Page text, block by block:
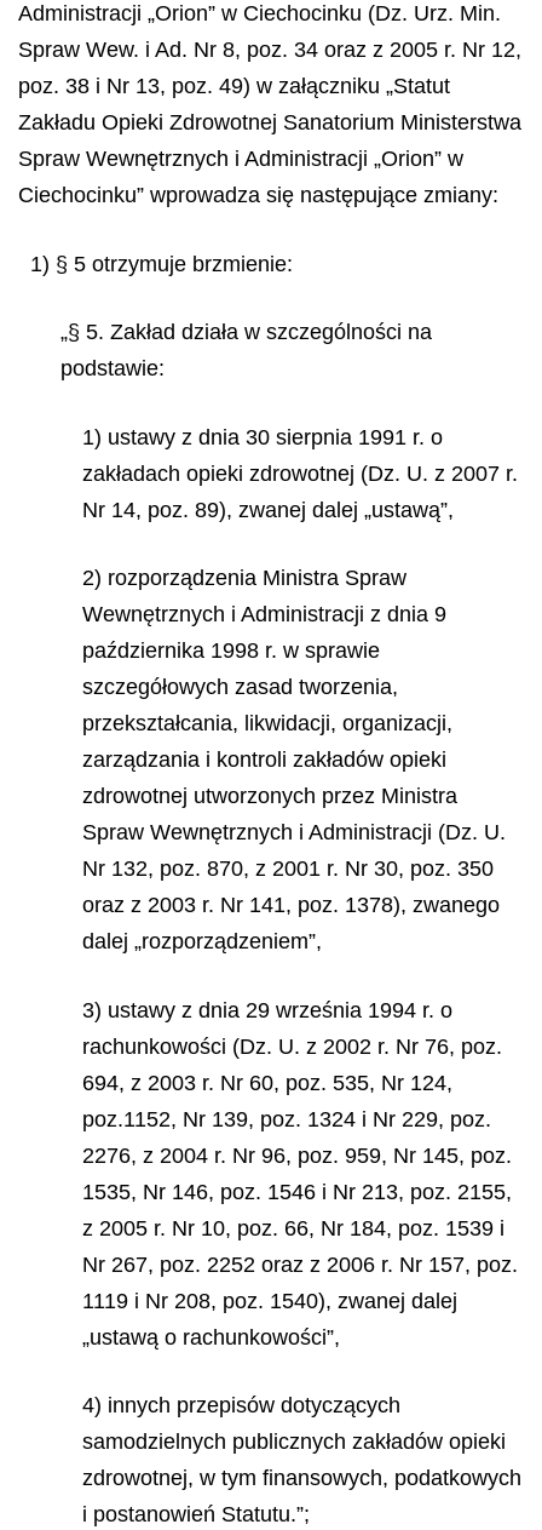
Administracji „Orion” w Ciechocinku (Dz. Urz. Min.
Spraw Wew. i Ad. Nr 8, poz. 34 oraz z 2005 r. Nr 12,
poz. 38 i Nr 13, poz. 49) w załączniku „Statut
Zakładu Opieki Zdrowotnej Sanatorium Ministerstwa
Spraw Wewnętrznych i Administracji „Orion” w
Ciechocinku” wprowadza się następujące zmiany:
1) § 5 otrzymuje brzmienie:
„§ 5. Zakład działa w szczególności na
podstawie:
1) ustawy z dnia 30 sierpnia 1991 r. o
zakładach opieki zdrowotnej (Dz. U. z 2007 r.
Nr 14, poz. 89), zwanej dalej „ustawą”,
2) rozporządzenia Ministra Spraw
Wewnętrznych i Administracji z dnia 9
października 1998 r. w sprawie
szczegółowych zasad tworzenia,
przekształcania, likwidacji, organizacji,
zarządzania i kontroli zakładów opieki
zdrowotnej utworzonych przez Ministra
Spraw Wewnętrznych i Administracji (Dz. U.
Nr 132, poz. 870, z 2001 r. Nr 30, poz. 350
oraz z 2003 r. Nr 141, poz. 1378), zwanego
dalej „rozporządzeniem”,
3) ustawy z dnia 29 września 1994 r. o
rachunkowości (Dz. U. z 2002 r. Nr 76, poz.
694, z 2003 r. Nr 60, poz. 535, Nr 124,
poz.1152, Nr 139, poz. 1324 i Nr 229, poz.
2276, z 2004 r. Nr 96, poz. 959, Nr 145, poz.
1535, Nr 146, poz. 1546 i Nr 213, poz. 2155,
z 2005 r. Nr 10, poz. 66, Nr 184, poz. 1539 i
Nr 267, poz. 2252 oraz z 2006 r. Nr 157, poz.
1119 i Nr 208, poz. 1540), zwanej dalej
„ustawą o rachunkowości”,
4) innych przepisów dotyczących
samodzielnych publicznych zakładów opieki
zdrowotnej, w tym finansowych, podatkowych
i postanowień Statutu.”;